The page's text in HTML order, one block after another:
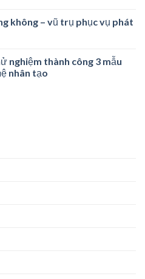
không – vũ trụ phục vụ phát
nghiệm thành công 3 mẫu
nhân tạo